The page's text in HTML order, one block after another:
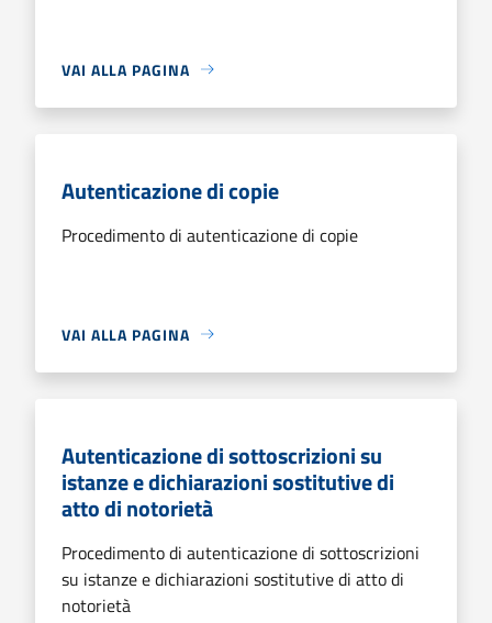
VAI ALLA PAGINA
Autenticazione di copie
Procedimento di autenticazione di copie
VAI ALLA PAGINA
Autenticazione di sottoscrizioni su
istanze e dichiarazioni sostitutive di
atto di notorietà
Procedimento di autenticazione di sottoscrizioni
su istanze e dichiarazioni sostitutive di atto di
notorietà